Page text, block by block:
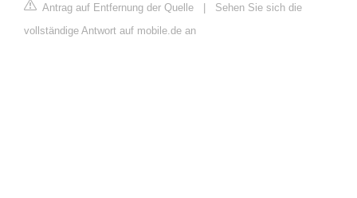
Antrag auf Entfernung der Quelle | Sehen Sie sich die
vollständige Antwort auf mobile.de an